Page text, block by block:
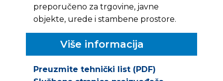
preporučeno za trgovine, javne
objekte, urede i stambene prostore.
Više informacija
Preuzmite tehnički list (PDF)